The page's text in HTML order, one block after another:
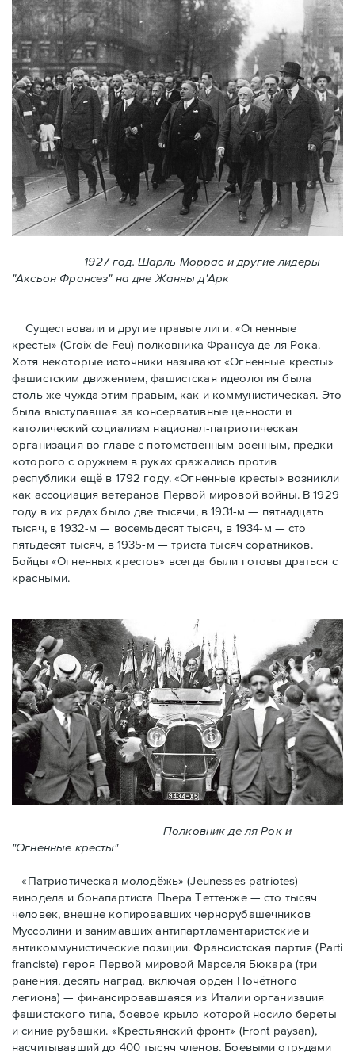
1927 год. Шарль Моррас и другие лидеры
"Аксьон Франсез" на дне Жанны д'Арк
Существовали и другие правые лиги. «Огненные
кресты» (Croix de Feu) полковника Франсуа де ля Рока.
Хотя некоторые источники называют «Огненные крeсты»
фашистским движением, фашистская идеология была
столь же чужда этим правым, как и коммунистическая. Это
была выступавшая за консервативные ценности и
католический социализм национал-патриотическая
организация во главе с потомственным военным, предки
которого с оружием в руках сражались против
республики ещё в 1792 году. «Огненные кресты» возникли
как ассоциация ветеранов Первой мировой войны. В 1929
году в их рядах было две тысячи, в 1931-м — пятнадцать
тысяч, в 1932-м — восемьдесят тысяч, в 1934-м — сто
пятьдесят тысяч, в 1935-м — триста тысяч соратников.
Бойцы «Огненных крестов» всегда были готовы драться с
красными.
Полковник де ля Рок и
"Огненные кресты"
«Патриотическая молодёжь» (Jeunesses patriotes)
винодела и бонапартиста Пьера Тeттенже — cто тысяч
человек, внешне копировавших чернорубашечников
Муссолини и занимавших антипартламентаристские и
антикоммунистические позиции. Франсистская партия (Parti
franciste) героя Первой мировой Марселя Бюкара (три
ранения, десять наград, включая орден Почётного
легиона) — финансировавшаяся из Италии организация
фашистского типа, боевое крыло которой носило береты
и синие рубашки. «Крестьянский фронт» (Front paysan),
насчитывавший до 400 тысяч членов. Боевыми отрядами